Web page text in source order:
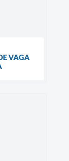
VAGA